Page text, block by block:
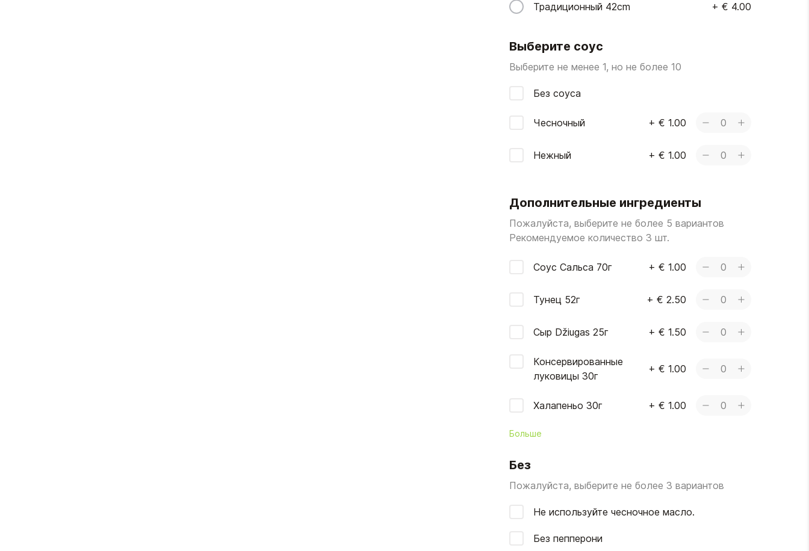
Традиционный 42cm + € 4.00
Выберите соус
Выберите не менее 1, но не более 10
Без соуса
Чесночный + € 1.00 0
Нежный + € 1.00 0
Дополнительные ингредиенты
Пожалуйста, выберите не более 5 вариантов
Рекомендуемое количество 3 шт.
Соус Сальса 70г + € 1.00 0
Тунец 52г + € 2.50 0
Сыр Džiugas 25г + € 1.50 0
Консервированные
луковицы 30г
+ € 1.00 0
Халапеньо 30г + € 1.00 0
Больше
Без
Пожалуйста, выберите не более 3 вариантов
Не используйте чесночное масло.
Без пепперони